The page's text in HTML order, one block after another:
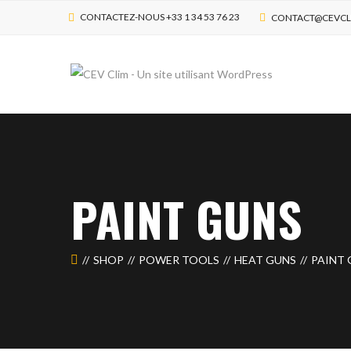
CONTACTEZ-NOUS +33 1 34 53 76 23
PAINT GUNS
SHOP POWER TOOLS HEAT GUNS PAINT